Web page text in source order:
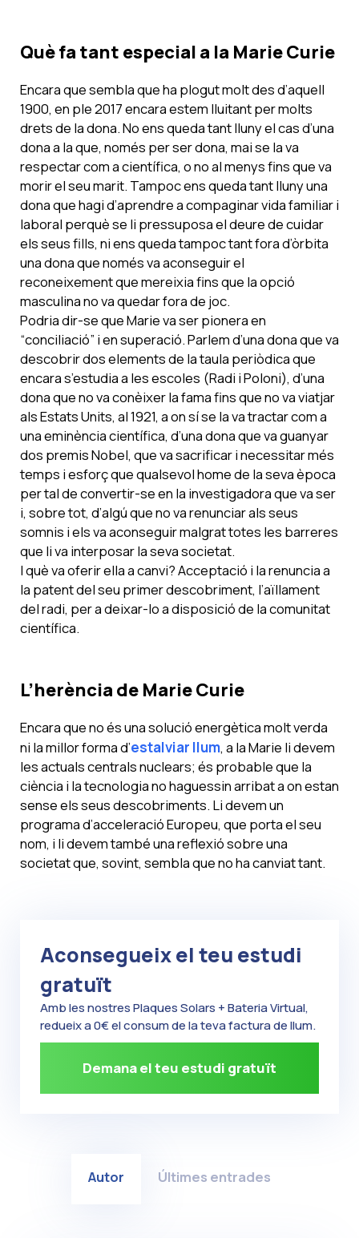
Què fa tant especial a la Marie Curie
Encara que sembla que ha plogut molt des d’aquell
1900, en ple 2017 encara estem lluitant per molts
drets de la dona. No ens queda tant lluny el cas d’una
dona a la que, només per ser dona, mai se la va
respectar com a científica, o no al menys fins que va
morir el seu marit. Tampoc ens queda tant lluny una
dona que hagi d’aprendre a compaginar vida familiar i
laboral perquè se li pressuposa el deure de cuidar
els seus fills, ni ens queda tampoc tant fora d’òrbita
una dona que només va aconseguir el
reconeixement que mereixia fins que la opció
masculina no va quedar fora de joc.
Podria dir-se que Marie va ser pionera en
“conciliació” i en superació. Parlem d’una dona que va
descobrir dos elements de la taula periòdica que
encara s’estudia a les escoles (Radi i Poloni), d’una
dona que no va conèixer la fama fins que no va viatjar
als Estats Units, al 1921, a on sí se la va tractar com a
una eminència científica, d’una dona que va guanyar
dos premis Nobel, que va sacrificar i necessitar més
temps i esforç que qualsevol home de la seva època
per tal de convertir-se en la investigadora que va ser
i, sobre tot, d’algú que no va renunciar als seus
somnis i els va aconseguir malgrat totes les barreres
que li va interposar la seva societat.
I què va oferir ella a canvi? Acceptació i la renuncia a
la patent del seu primer descobriment, l’aïllament
del radi, per a deixar-lo a disposició de la comunitat
científica.
L’herència de Marie Curie
Encara que no és una solució energètica molt verda
ni la millor forma d’estalviar llum, a la Marie li devem
les actuals centrals nuclears; és probable que la
ciència i la tecnologia no haguessin arribat a on estan
sense els seus descobriments. Li devem un
programa d’acceleració Europeu, que porta el seu
nom, i li devem també una reflexió sobre una
societat que, sovint, sembla que no ha canviat tant.
Aconsegueix el teu estudi
gratuït
Amb les nostres Plaques Solars + Bateria Virtual,
redueix a 0€ el consum de la teva factura de llum.
Demana el teu estudi gratuït
Autor Últimes entrades